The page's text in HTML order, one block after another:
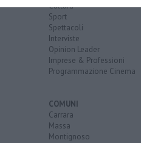
Cultura
Sport
Spettacoli
Interviste
Opinion Leader
Imprese & Professioni
Programmazione Cinema
COMUNI
Carrara
Massa
Montignoso